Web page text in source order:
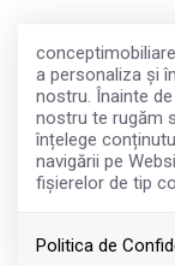
a personaliza și
nostru. Înainte
nostru te rugăm
înțelege
navigării pe
fişierelor de tip
Politica de